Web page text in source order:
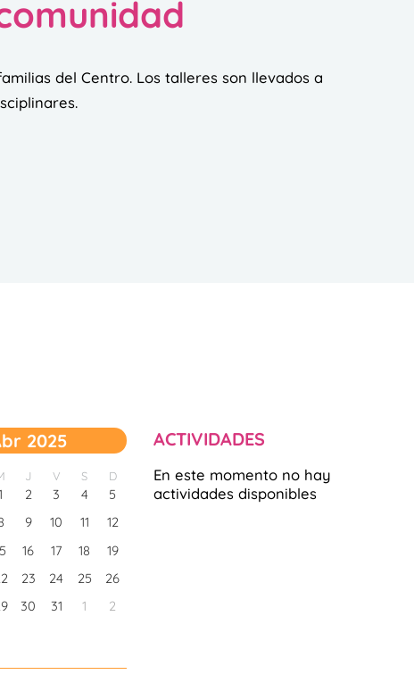
del Centro. Los talleres son llevados a
2025
J V S D
2 3 4
5
9 10 11
12
16 17 18
19
23 24 25
26
30 31 1 2
ACTIVIDADES
En este momento no hay
actividades disponibles